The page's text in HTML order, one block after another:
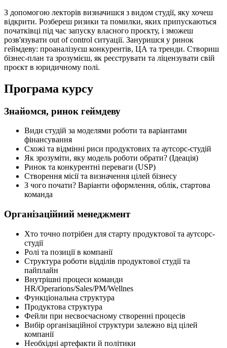
З допомогою лекторів визначишся з видом студії, яку хочеш
відкрити. Розбереш ризики та помилки, яких припускаються
початківці під час запуску власного проєкту, і зможеш
розв'язувати out of control ситуації. Зануришся у ринок
геймдеву: проаналізуєш конкурентів, ЦА та тренди. Створиш
бізнес-план та зрозумієш, як реєструвати та ліцензувати свій
проєкт в юридичному полі.
Програма курсу
Знайомся, ринок геймдеву
Види студій за моделями роботи та варіантами
фінансування
Схожі та відмінні риси продуктових та аутсорс-студій
Як зрозуміти, яку модель роботи обрати? (Ідеація)
Ринок та конкурентні переваги (USP)
Створення місії та визначення цілей бізнесу
З чого почати? Варіанти оформлення, облік, стартова
команда
Організаційний менеджмент
Хто точно потрібен для старту продуктової та аутсорс-
студії
Ролі та позиції в компанії
Структура роботи відділів продуктової студії та
пайплайн
Внутрішні процеси команди
HR/Operarions/Sales/PM/Wellnes
Функціональна структура
Продуктова структура
Фейли при несвоєчасному створенні процесів
Вибір організаційної структури залежно від цілей
компанії
Необхідні артефакти й політики